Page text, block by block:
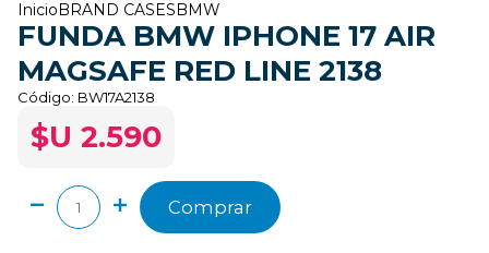
Inicio BRAND CASES BMW
FUNDA BMW IPHONE 17 AIR
MAGSAFE RED LINE 2138
Código: BW17A2138
$U 2.590
Comprar